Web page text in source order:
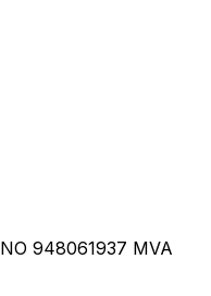
948061937 MVA